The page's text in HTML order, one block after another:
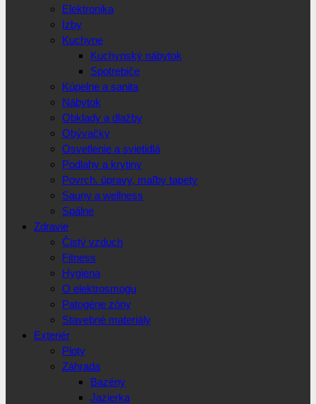
Elektronika
Izby
Kuchyne
Kuchynský nábytok
Spotrebiče
Kúpelne a sanita
Nábytok
Obklady a dlažby
Obývačky
Osvetlenie a svietidlá
Podlahy a krytiny
Povrch. úpravy, maľby tapety
Sauny a wellness
Spálne
Zdravie
Čistý vzduch
Fitness
Hygiena
O elektrosmogu
Patogéne zóny
Stavebné materiály
Exteriér
Ploty
Záhrada
Bazény
Jazierka